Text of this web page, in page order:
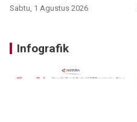
Sabtu, 1 Agustus 2026
Infografik